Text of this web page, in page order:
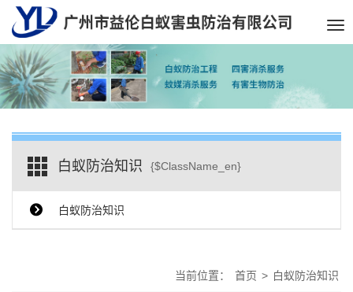
白蚁防治知识 {$ClassName_en}
白蚁防治知识
当前位置： 首页 > 白蚁防治知识